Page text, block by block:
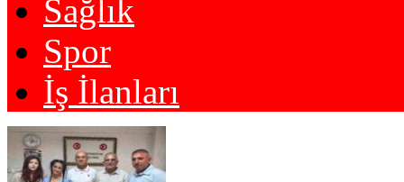
Sağlık
Spor
İş İlanları